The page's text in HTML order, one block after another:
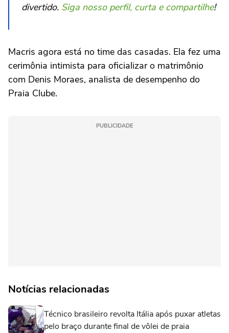
divertido. Siga nosso perfil, curta e compartilhe!
Macris agora está no time das casadas. Ela fez uma
cerimônia intimista para oficializar o matrimônio
com Denis Moraes, analista de desempenho do
Praia Clube.
PUBLICIDADE
Notícias relacionadas
Técnico brasileiro revolta Itália após puxar atletas
pelo braço durante final de vôlei de praia